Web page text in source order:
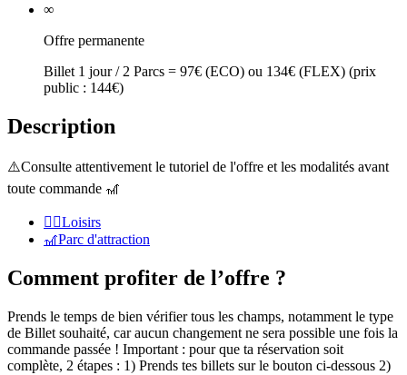
∞
Offre permanente
Billet 1 jour / 2 Parcs = 97€ (ECO) ou 134€ (FLEX) (prix
public : 144€)
Description
⚠️Consulte attentivement le tutoriel de l'offre et les modalités avant
toute commande 🎢
🏃‍♂️Loisirs
🎢Parc d'attraction
Comment profiter de l’offre ?
Prends le temps de bien vérifier tous les champs, notamment le type
de Billet souhaité, car aucun changement ne sera possible une fois la
commande passée ! Important : pour que ta réservation soit
complète, 2 étapes : 1) Prends tes billets sur le bouton ci-dessous 2)